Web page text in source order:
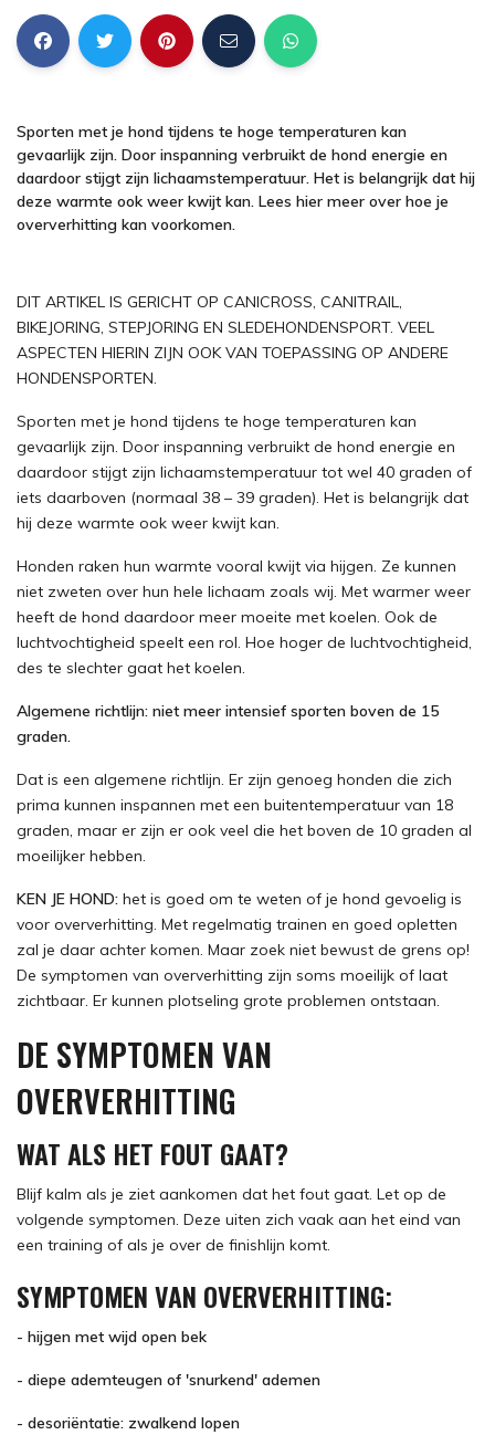
Sporten met je hond tijdens te hoge temperaturen kan
gevaarlijk zijn. Door inspanning verbruikt de hond energie en
daardoor stijgt zijn lichaamstemperatuur. Het is belangrijk dat hij
deze warmte ook weer kwijt kan. Lees hier meer over hoe je
oververhitting kan voorkomen.
DIT ARTIKEL IS GERICHT OP CANICROSS, CANITRAIL,
BIKEJORING, STEPJORING EN SLEDEHONDENSPORT. VEEL
ASPECTEN HIERIN ZIJN OOK VAN TOEPASSING OP ANDERE
HONDENSPORTEN.
Sporten met je hond tijdens te hoge temperaturen kan
gevaarlijk zijn. Door inspanning verbruikt de hond energie en
daardoor stijgt zijn lichaamstemperatuur tot wel 40 graden of
iets daarboven (normaal 38 – 39 graden). Het is belangrijk dat
hij deze warmte ook weer kwijt kan.
Honden raken hun warmte vooral kwijt via hijgen. Ze kunnen
niet zweten over hun hele lichaam zoals wij. Met warmer weer
heeft de hond daardoor meer moeite met koelen. Ook de
luchtvochtigheid speelt een rol. Hoe hoger de luchtvochtigheid,
des te slechter gaat het koelen.
Algemene richtlijn: niet meer intensief sporten boven de 15
graden.
Dat is een algemene richtlijn. Er zijn genoeg honden die zich
prima kunnen inspannen met een buitentemperatuur van 18
graden, maar er zijn er ook veel die het boven de 10 graden al
moeilijker hebben.
KEN JE HOND: het is goed om te weten of je hond gevoelig is
voor oververhitting. Met regelmatig trainen en goed opletten
zal je daar achter komen. Maar zoek niet bewust de grens op!
De symptomen van oververhitting zijn soms moeilijk of laat
zichtbaar. Er kunnen plotseling grote problemen ontstaan.
DE SYMPTOMEN VAN
OVERVERHITTING
WAT ALS HET FOUT GAAT?
Blijf kalm als je ziet aankomen dat het fout gaat. Let op de
volgende symptomen. Deze uiten zich vaak aan het eind van
een training of als je over de finishlijn komt.
SYMPTOMEN VAN OVERVERHITTING:
- hijgen met wijd open bek
- diepe ademteugen of 'snurkend' ademen
- desoriëntatie: zwalkend lopen